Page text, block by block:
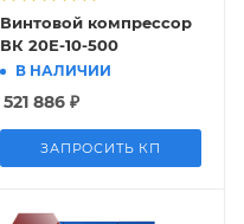
Винтовой компрессор
ВК 20Е-10-500
В НАЛИЧИИ
521 886 ₽
ЗАПРОСИТЬ КП